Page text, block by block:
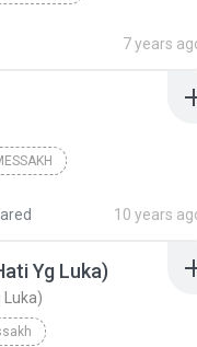
7 years
10 years
Yg Luka)
Luka)